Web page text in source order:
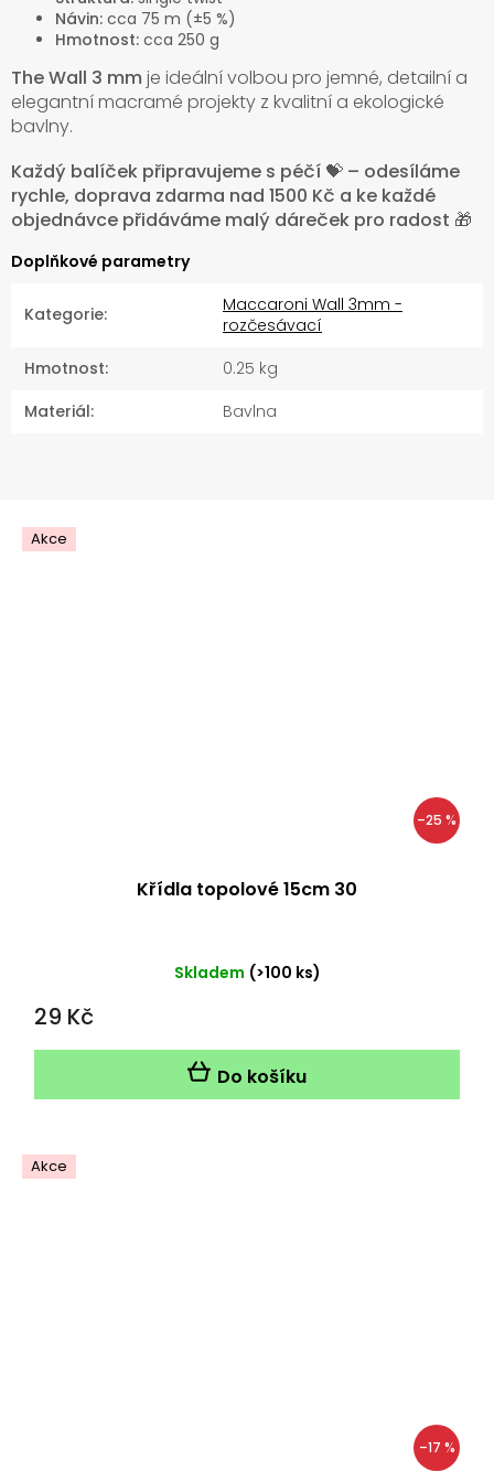
Návin: cca 75 m (±5 %)
Hmotnost: cca 250 g
The Wall 3 mm je ideální volbou pro jemné, detailní a
elegantní macramé projekty z kvalitní a ekologické
bavlny.
Každý balíček připravujeme s péčí 💝 – odesíláme
rychle, doprava zdarma nad 1500 Kč a ke každé
objednávce přidáváme malý dáreček pro radost 🎁
Doplňkové parametry
Kategorie:
Maccaroni Wall 3mm -
rozčesávací
Hmotnost:
0.25 kg
Materiál: Bavlna
Akce
–25 %
Křídla topolové 15cm 30
Skladem (>100 ks)
29 Kč
Do košíku
Akce
–17 %